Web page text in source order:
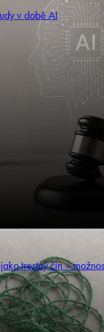
v době AI
trestný čin –